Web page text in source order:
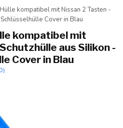
kompatibel mit Nissan 2 Tasten -
Cover in Blau
kompatibel mit
aus Silikon -
Cover in Blau